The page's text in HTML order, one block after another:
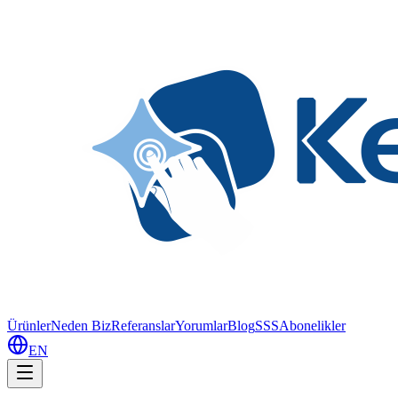
ÜrünlerNeden BizReferanslarYorumlarBlogSSSAbonelikler
EN